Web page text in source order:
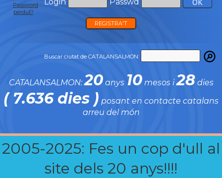
Password
perdut?
REGISTRA'T
Buscar ciutat de CATALANSALMON:
CATALANSALMON:20anys 10mesos i28 dies
( 7.636 dies ) posant en contacte catalans
arreu del món
2005-2025: Fes un cop d'ull al
site dels 20 anys!!!!